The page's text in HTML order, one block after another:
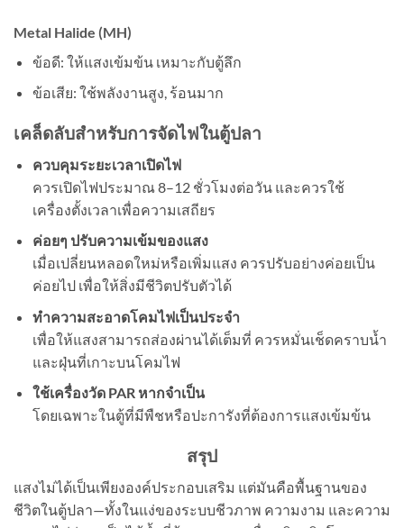
Metal Halide (MH)
ข้อดี: ให้แสงเข้มข้น เหมาะกับตู้ลึก
ข้อเสีย: ใช้พลังงานสูง, ร้อนมาก
เคล็ดลับสำหรับการจัดไฟในตู้ปลา
ควบคุมระยะเวลาเปิดไฟ
ควรเปิดไฟประมาณ 8–12 ชั่วโมงต่อวัน และควรใช้
เครื่องตั้งเวลาเพื่อความเสถียร
ค่อยๆ ปรับความเข้มของแสง
เมื่อเปลี่ยนหลอดใหม่หรือเพิ่มแสง ควรปรับอย่างค่อยเป็น
ค่อยไป เพื่อให้สิ่งมีชีวิตปรับตัวได้
ทำความสะอาดโคมไฟเป็นประจำ
เพื่อให้แสงสามารถส่องผ่านได้เต็มที่ ควรหมั่นเช็ดคราบน้ำ
และฝุ่นที่เกาะบนโคมไฟ
ใช้เครื่องวัด PAR หากจำเป็น
โดยเฉพาะในตู้ที่มีพืชหรือปะการังที่ต้องการแสงเข้มข้น
สรุป
แสงไม่ได้เป็นเพียงองค์ประกอบเสริม แต่มันคือพื้นฐานของ
ชีวิตในตู้ปลา—ทั้งในแง่ของระบบชีวภาพ ความงาม และความ